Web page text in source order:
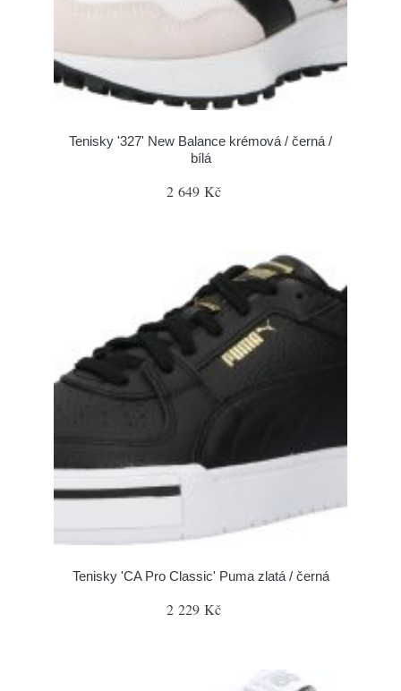
Tenisky '327' New Balance krémová / černá /
bílá
2 649 Kč
Tenisky 'CA Pro Classic' Puma zlatá / černá
2 229 Kč